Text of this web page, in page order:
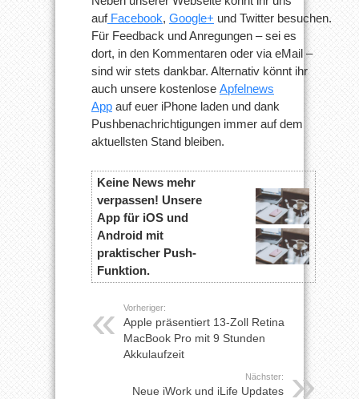
aufFacebook, Google+ und Twitter besuchen.
Für Feedback und Anregungen – sei es
dort, in den Kommentaren oder via eMail –
sind wir stets dankbar. Alternativ könnt ihr
auch unsere kostenlose Apfelnews
App auf euer iPhone laden und dank
Pushbenachrichtigungen immer auf dem
aktuellsten Stand bleiben.
Keine News mehr
verpassen! Unsere
App für iOS und
Android mit
praktischer Push-
Funktion.
Vorheriger:
Apple präsentiert 13-Zoll Retina
MacBook Pro mit 9 Stunden
Akkulaufzeit
Nächster:
Neue iWork und iLife Updates